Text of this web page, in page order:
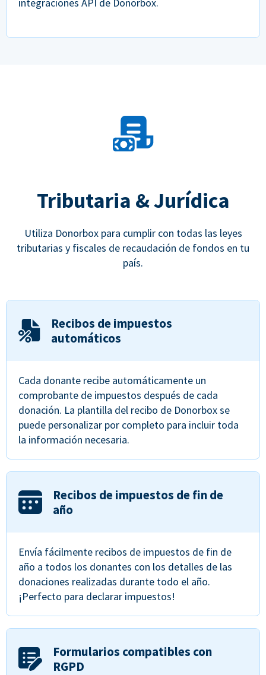
Tributaria & Jurídica
Utiliza Donorbox para cumplir con todas las leyes
tributarias y fiscales de recaudación de fondos en tu
país.
Recibos de impuestos
automáticos
Cada donante recibe automáticamente un
comprobante de impuestos después de cada
donación. La plantilla del recibo de Donorbox se
puede personalizar por completo para incluir toda
la información necesaria.
Recibos de impuestos de fin de
año
Envía fácilmente recibos de impuestos de fin de
año a todos los donantes con los detalles de las
donaciones realizadas durante todo el año.
¡Perfecto para declarar impuestos!
Formularios compatibles con
RGPD